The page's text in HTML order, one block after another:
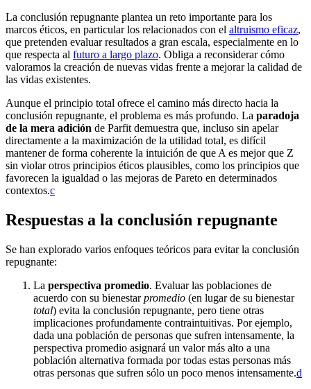
La conclusión repugnante plantea un reto importante para los
marcos éticos, en particular los relacionados con el altruismo eficaz,
que pretenden evaluar resultados a gran escala, especialmente en lo
que respecta al futuro a largo plazo. Obliga a reconsiderar cómo
valoramos la creación de nuevas vidas frente a mejorar la calidad de
las vidas existentes.
Aunque el principio total ofrece el camino más directo hacia la
conclusión repugnante, el problema es más profundo. La paradoja
de la mera adición de Parfit demuestra que, incluso sin apelar
directamente a la maximización de la utilidad total, es difícil
mantener de forma coherente la intuición de que A es mejor que Z
sin violar otros principios éticos plausibles, como los principios que
favorecen la igualdad o las mejoras de Pareto en determinados
contextos.⁠c
Respuestas a la conclusión repugnante
Se han explorado varios enfoques teóricos para evitar la conclusión
repugnante:
La perspectiva promedio. Evaluar las poblaciones de
acuerdo con su bienestarpromedio (en lugar de su bienestar
total) evita la conclusión repugnante, pero tiene otras
implicaciones profundamente contraintuitivas. Por ejemplo,
dada una población de personas que sufren intensamente, la
perspectiva promedio asignará un valor más alto a una
población alternativa formada por todas estas personas más
otras personas que sufren sólo un poco menos intensamente.⁠d